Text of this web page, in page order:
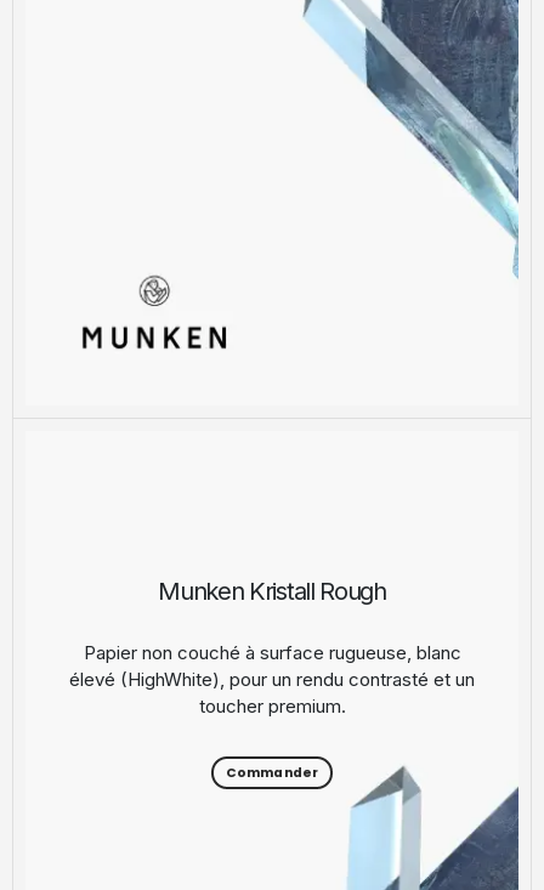
Munken Kristall Rough
Papier non couché à surface rugueuse, blanc
élevé (HighWhite), pour un rendu contrasté et un
toucher premium.
Commander